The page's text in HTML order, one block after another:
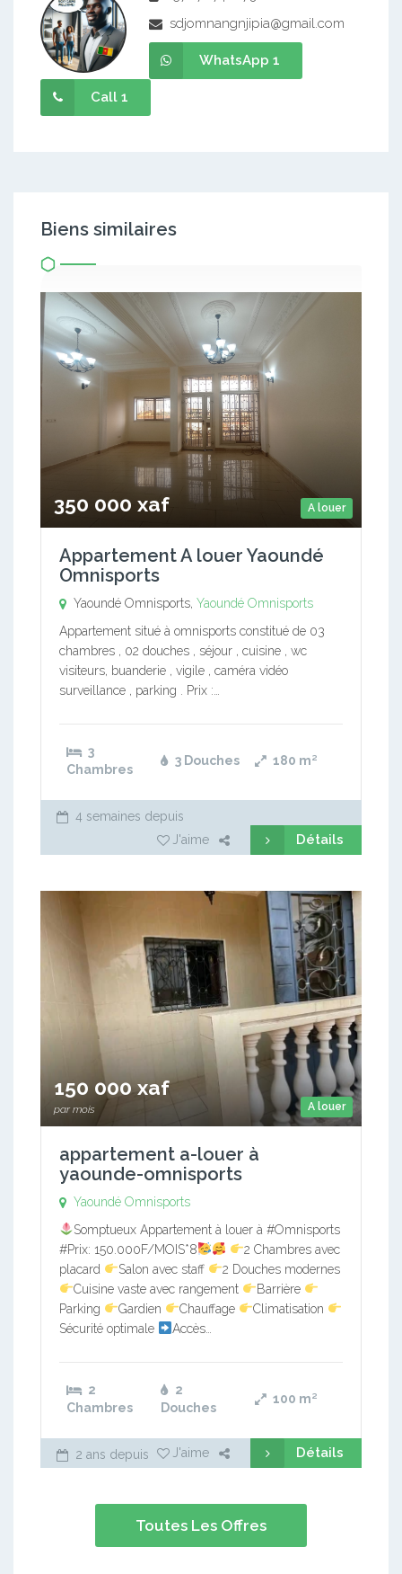
sdjomnangnjipia@gmail.com
WhatsApp 1
Call 1
Biens similaires
A louer
350 000 xaf
Appartement A louer Yaoundé
Omnisports
Yaoundé Omnisports, Yaoundé Omnisports
Appartement situé à omnisports constitué de 03
chambres , 02 douches , séjour , cuisine , wc
visiteurs, buanderie , vigile , caméra vidéo
surveillance , parking . Prix :…
3
Chambres
3 Douches 180 m²
4 semaines depuis
J'aime
Détails
A louer
150 000 xaf
par mois
appartement a-louer à
yaounde-omnisports
Yaoundé Omnisports
Somptueux Appartement à louer à #Omnisports
#Prix: 150.000F/MOIS*8
2 Chambres avec
placard
Salon avec staff
2 Douches modernes
Cuisine vaste avec rangement
Barrière
Parking
Gardien Chauffage
Climatisation
Sécurité optimale
Accès…
2
Chambres
2
Douches
100 m²
2 ans depuis J'aime Détails
Toutes Les Offres